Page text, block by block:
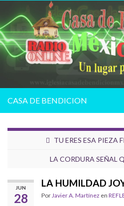
CASA DE BENDICION
TU ERES ESA PIEZA
LA CORDURA SEÑAL
JUN
28
LA HUMILDAD
Por Javier A. Martínez en